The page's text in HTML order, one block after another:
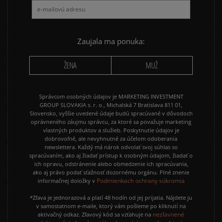
NIKE P-6000 NIKE SHOX
PUMA SUEDE REEBOK CLASSIC
VANS OLD SKOOL VANS SK8
Zaujala ma ponuka:
ŽENA MUŽ
Správcom osobných údajov je MARKETING INVESTMENT
GROUP SLOVAKIA s. r. o., Michalská 7 Bratislava 811 01,
Slovensko, vyššie uvedené údaje budú spracúvané v dôvodoch
oprávneného záujmu správcu, za ktoré sa považuje marketing
vlastných produktov a služieb. Poskytnutie údajov je
dobrovoľné, ale nevyhnutné za účelom odoberania
newslettera. Každý má nárok odvolať svoj súhlas so
spracúvaním, ako aj žiadať prístup k osobným údajom, žiadať o
ich opravu, odstránenie alebo obmedzenie ich spracúvania,
ako aj právo podať sťažnosť dozornému orgánu. Plné znenie
informačnej doložky v Podmienkach ochrany súkromia
*Zľava je jednorazová a platí 48 hodín od jej prijatia. Nájdete ju
v samostatnom e-maile, ktorý vám pošleme po kliknutí na
aktivačný odkaz. Zľavový kód sa vzťahuje na nezľavnené